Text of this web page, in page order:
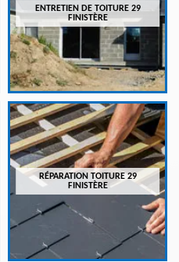
ENTRETIEN DE TOITURE 29
FINISTÈRE
RÉPARATION TOITURE 29
FINISTÈRE